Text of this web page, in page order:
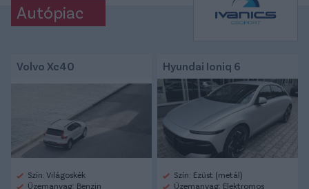
Autópiac
Volvo Xc40
Szín: Világoskék
Üzemanyag: Benzin
Hyundai Ioniq 6
Szín: Ezüst (metál)
Üzemanyag: Elektromos